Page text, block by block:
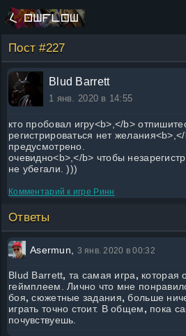
Пост #227
Blud Barrett
1 янв. 2020 в 14:55
кто пробовал игру<b>,</b>
регистрироваться нет
предусмотрено.
очевидно<b>,</b> чтобы
не убегали. )))
Комментарий к игре Ринн
Ответы
Asermun, 3 янв. 2020 в 00:32
Blud Barrett, та самая игра, которая
геймплеем. Лично что мне
боя, сюжетные задания, больше
играть точно стоит. В общем, пока
почувствуешь.